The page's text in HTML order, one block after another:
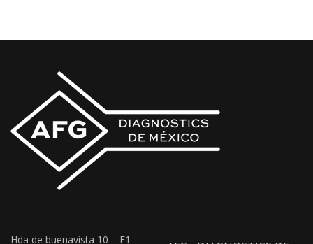
Hda de buenavista 10 – E1-